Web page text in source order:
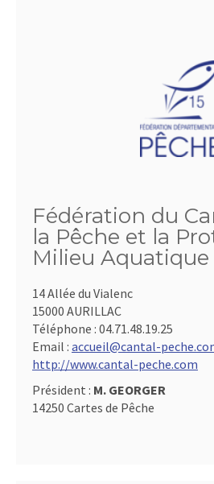
Fédération du
la Pêche et la
Milieu Aquatique
14 Allée du Vialenc
15000 AURILLAC
Téléphone : 04.71.48.19.25
Email : accueil@cantal-
http://www.cantal-peche.com
Président : M. GEORGER
14250 Cartes de Pêche